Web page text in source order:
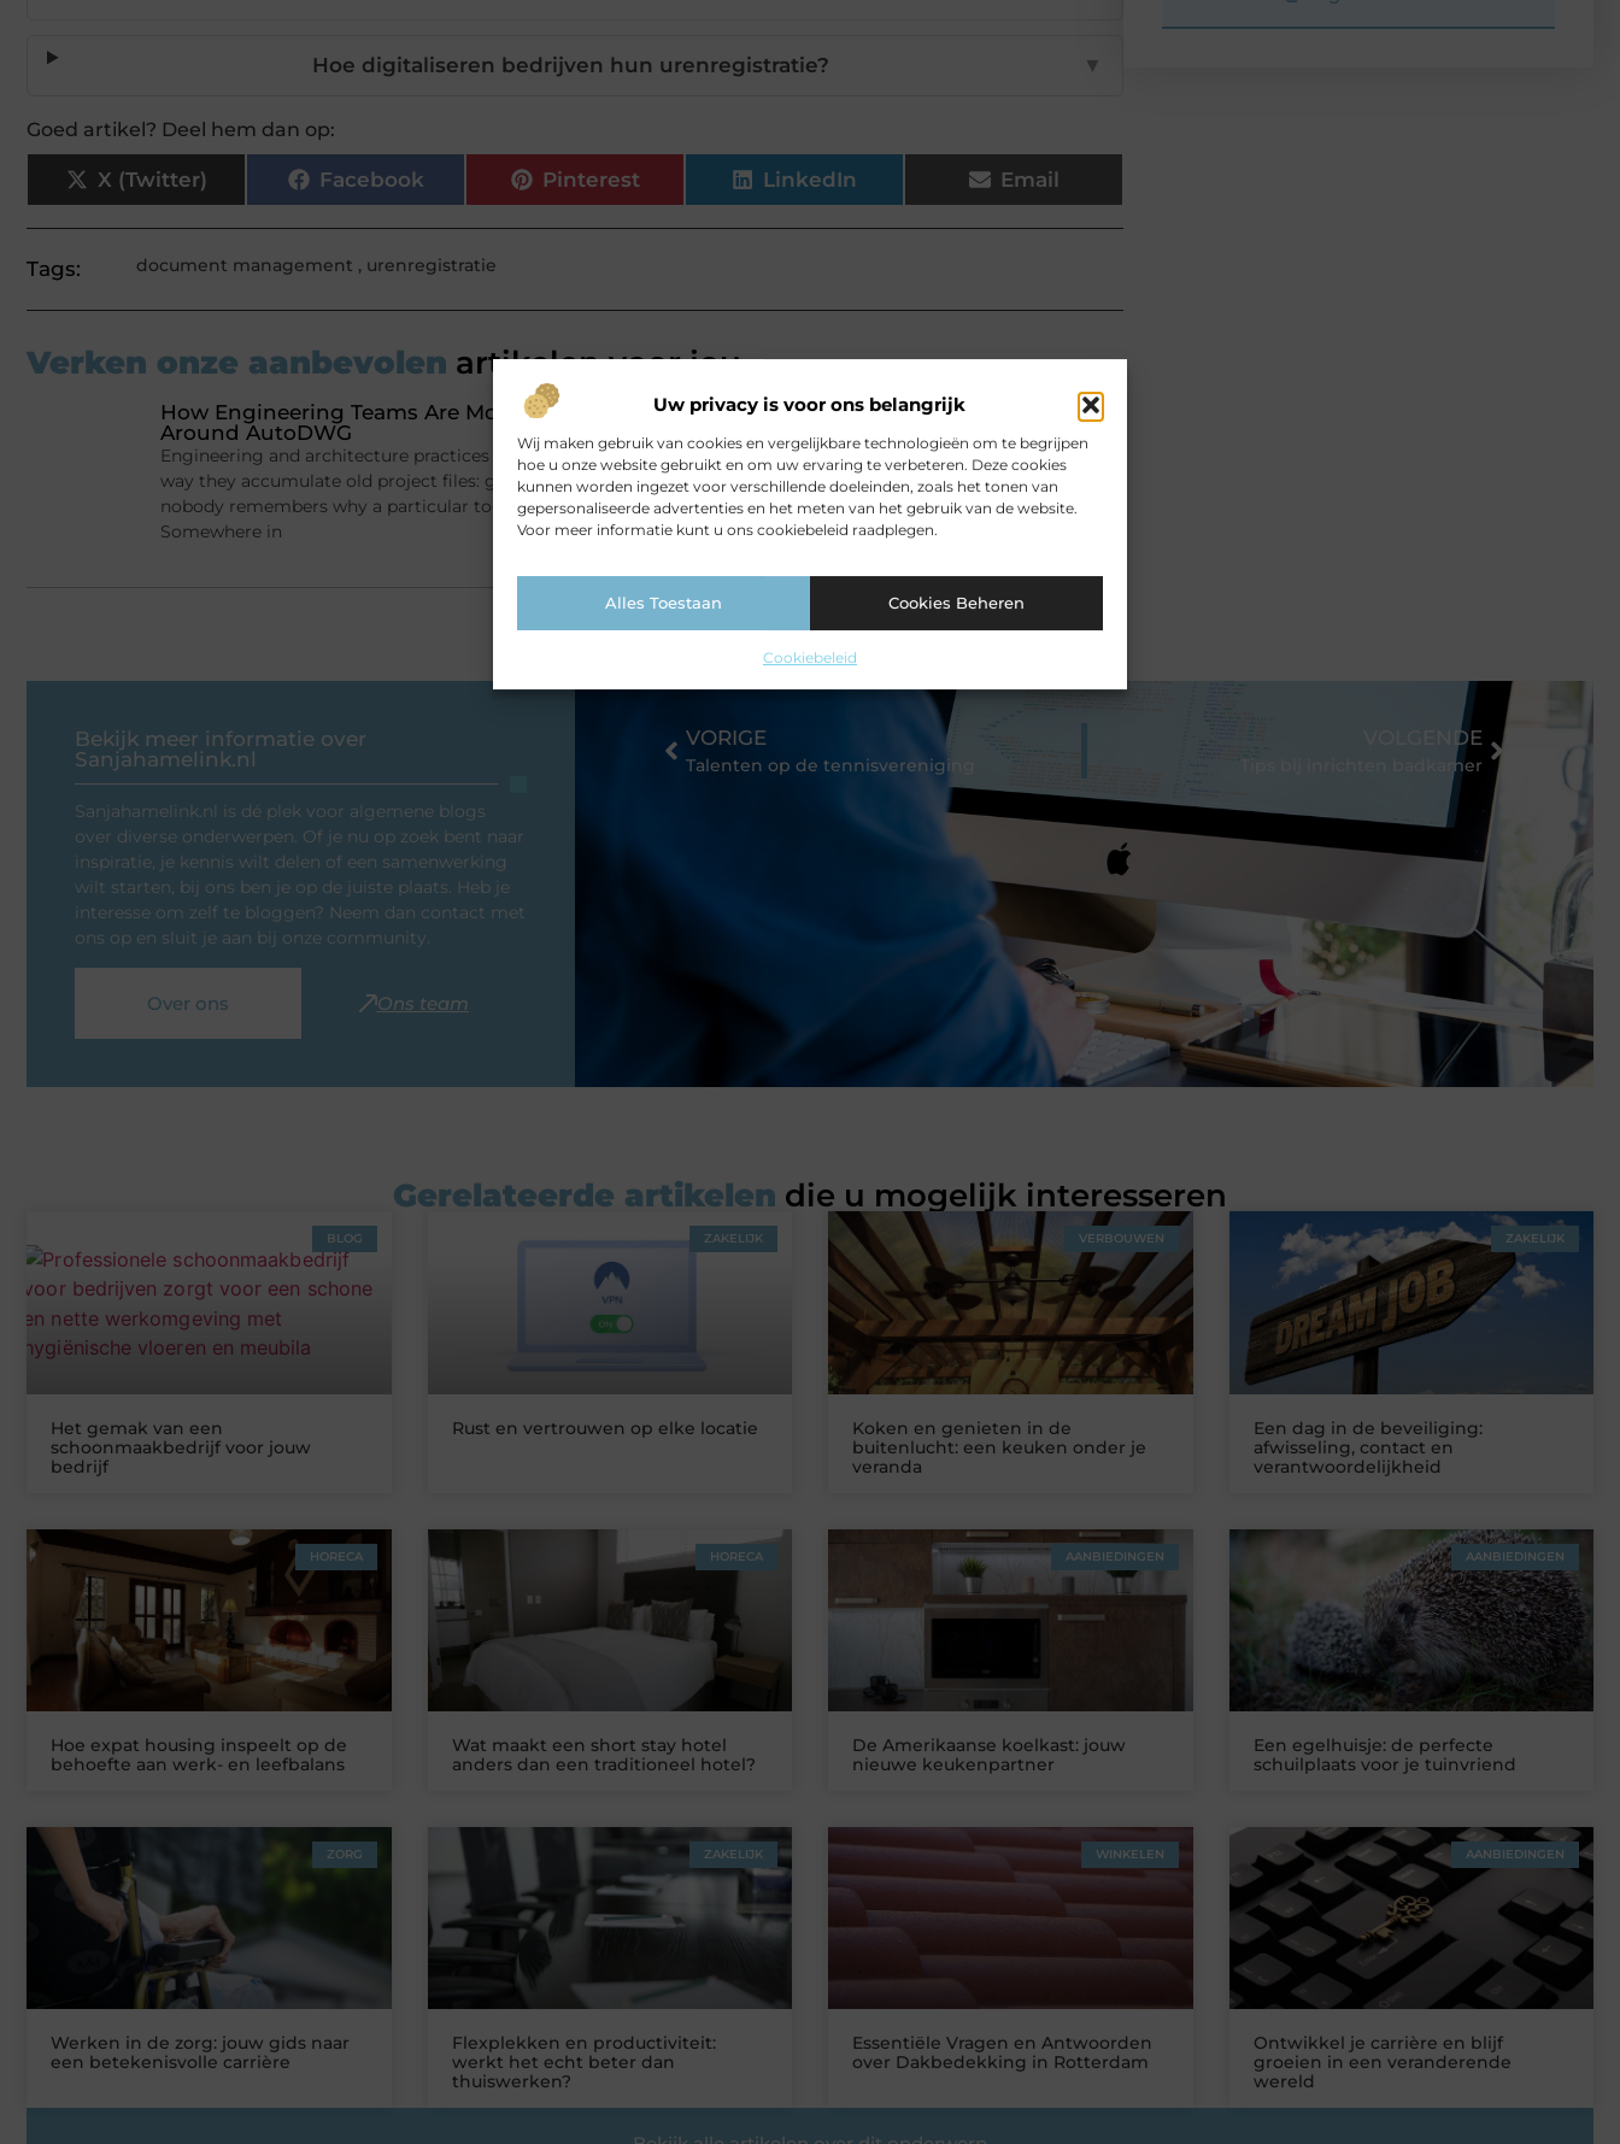
Uw privacy is voor ons belangrijk
Wij maken gebruik van cookies en vergelijkbare technologieën om te begrijpen
hoe u onze website gebruikt en om uw ervaring te verbeteren. Deze cookies
kunnen worden ingezet voor verschillende doeleinden, zoals het tonen van
gepersonaliseerde advertenties en het meten van het gebruik van de website.
Voor meer informatie kunt u ons cookiebeleid raadplegen.
Alles Toestaan Cookies Beheren
Cookiebeleid
Hoe digitaliseren bedrijven hun urenregistratie? ▼
Goed artikel? Deel hem dan op:
X (Twitter) Facebook Pinterest LinkedIn Email
Tags: document management , urenregistratie
Verken onze aanbevolen artikelen voor jou.
How Engineering Teams Are Modernising Their Software Toolkit
Around AutoDWG
Engineering and architecture practices tend to accumulate software the same
way they accumulate old project files: gradually, without much planning, until
nobody remembers why a particular tool got installed in the first place.
Somewhere in
Bekijk meer informatie over
Sanjahamelink.nl
Sanjahamelink.nl is dé plek voor algemene blogs
over diverse onderwerpen. Of je nu op zoek bent naar
inspiratie, je kennis wilt delen of een samenwerking
wilt starten, bij ons ben je op de juiste plaats. Heb je
interesse om zelf te bloggen? Neem dan contact met
ons op en sluit je aan bij onze community.
Over ons Ons team
VORIGE
Talenten op de tennisvereniging
VOLGENDE
Tips bij inrichten badkamer
Gerelateerde artikelen die u mogelijk interesseren
BLOG
Het gemak van een
schoonmaakbedrijf voor jouw
bedrijf
ZAKELIJK
Rust en vertrouwen op elke locatie
VERBOUWEN
Koken en genieten in de
buitenlucht: een keuken onder je
veranda
ZAKELIJK
Een dag in de beveiliging:
afwisseling, contact en
verantwoordelijkheid
HORECA
Hoe expat housing inspeelt op de
behoefte aan werk- en leefbalans
HORECA
Wat maakt een short stay hotel
anders dan een traditioneel hotel?
AANBIEDINGEN
De Amerikaanse koelkast: jouw
nieuwe keukenpartner
AANBIEDINGEN
Een egelhuisje: de perfecte
schuilplaats voor je tuinvriend
ZORG
Werken in de zorg: jouw gids naar
een betekenisvolle carrière
ZAKELIJK
Flexplekken en productiviteit:
werkt het echt beter dan
thuiswerken?
WINKELEN
Essentiële Vragen en Antwoorden
over Dakbedekking in Rotterdam
AANBIEDINGEN
Ontwikkel je carrière en blijf
groeien in een veranderende
wereld